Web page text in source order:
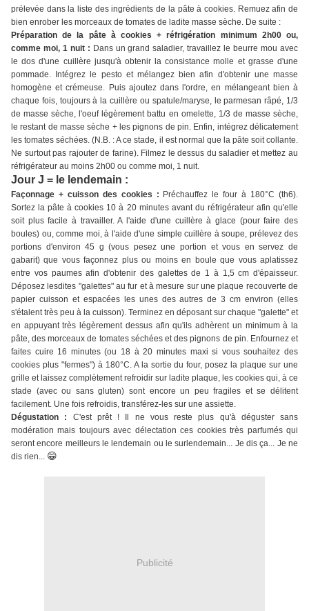
prélevée dans la liste des ingrédients de la pâte à cookies. Remuez afin de
bien enrober les morceaux de tomates de ladite masse sèche. De suite :
Préparation de la pâte à cookies + réfrigération minimum 2h00 ou,
comme moi, 1 nuit : Dans un grand saladier, travaillez le beurre mou avec
le dos d'une cuillère jusqu'à obtenir la consistance molle et grasse d'une
pommade. Intégrez le pesto et mélangez bien afin d'obtenir une masse
homogène et crémeuse. Puis ajoutez dans l'ordre, en mélangeant bien à
chaque fois, toujours à la cuillère ou spatule/maryse, le parmesan râpé, 1/3
de masse sèche, l'oeuf légèrement battu en omelette, 1/3 de masse sèche,
le restant de masse sèche + les pignons de pin. Enfin, intégrez délicatement
les tomates séchées. (N.B. : A ce stade, il est normal que la pâte soit collante.
Ne surtout pas rajouter de farine). Filmez le dessus du saladier et mettez au
réfrigérateur au moins 2h00 ou comme moi, 1 nuit.
Jour J = le lendemain :
Façonnage + cuisson des cookies : Préchauffez le four à 180°C (th6).
Sortez la pâte à cookies 10 à 20 minutes avant du réfrigérateur afin qu'elle
soit plus facile à travailler. A l'aide d'une cuillère à glace (pour faire des
boules) ou, comme moi, à l'aide d'une simple cuillère à soupe, prélevez des
portions d'environ 45 g (vous pesez une portion et vous en servez de
gabarit) que vous façonnez plus ou moins en boule que vous aplatissez
entre vos paumes afin d'obtenir des galettes de 1 à 1,5 cm d'épaisseur.
Déposez lesdites "galettes" au fur et à mesure sur une plaque recouverte de
papier cuisson et espacées les unes des autres de 3 cm environ (elles
s'étalent très peu à la cuisson). Terminez en déposant sur chaque "galette" et
en appuyant très légèrement dessus afin qu'ils adhèrent un minimum à la
pâte, des morceaux de tomates séchées et des pignons de pin. Enfournez et
faites cuire 16 minutes (ou 18 à 20 minutes maxi si vous souhaitez des
cookies plus "fermes") à 180°C. A la sortie du four, posez la plaque sur une
grille et laissez complètement refroidir sur ladite plaque, les cookies qui, à ce
stade (avec ou sans gluten) sont encore un peu fragiles et se délitent
facilement. Une fois refroidis, transférez-les sur une assiette.
Dégustation : C'est prêt ! Il ne vous reste plus qu'à déguster sans
modération mais toujours avec délectation ces cookies très parfumés qui
seront encore meilleurs le lendemain ou le surlendemain... Je dis ça... Je ne
dis rien... 😁
Publicité